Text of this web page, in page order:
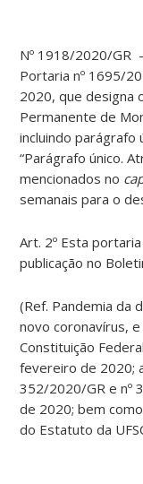
Nº 1918/2020/GR
Portaria nº 1695/
2020, que designa
Permanente de
incluindo parágrafo
“Parágrafo único.
mencionados no
semanais para o
Art. 2º Esta
publicação no
(Ref. Pandemia da
novo coronavírus,
Constituição
fevereiro de 2020;
352/2020/GR e nº
de 2020; bem
do Estatuto da